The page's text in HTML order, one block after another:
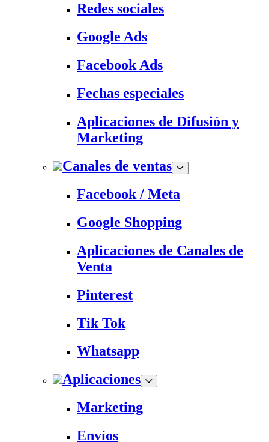
Redes sociales
Google Ads
Facebook Ads
Fechas especiales
Aplicaciones de Difusión y
Marketing
Canales de ventas
Facebook / Meta
Google Shopping
Aplicaciones de Canales de
Venta
Pinterest
Tik Tok
Whatsapp
Aplicaciones
Marketing
Envíos